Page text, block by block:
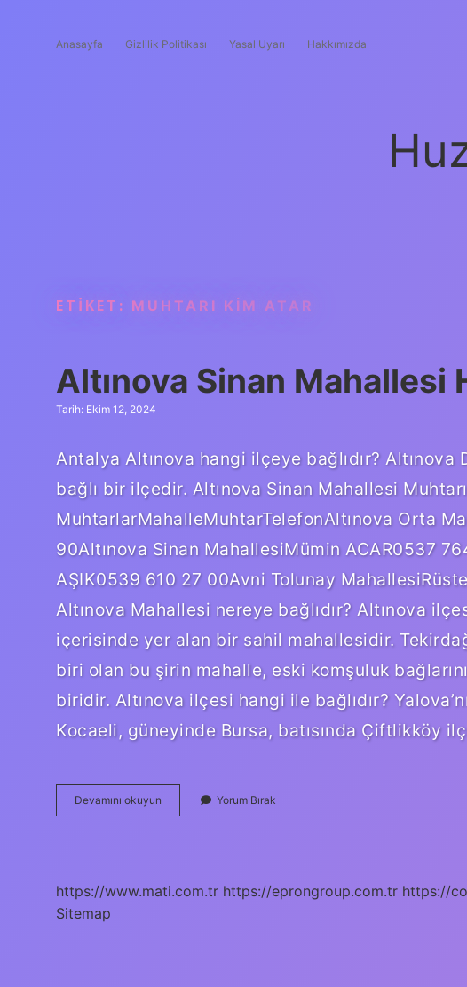
Anasayfa Gizlilik Politikası Yasal Uyarı Hakkımızda
ETIKET: MUHTARI KIM ATAR
Altınova Sinan Mahallesi
Tarih: Ekim 12, 2024
Antalya Altınova hangi ilçeye bağlıdır?
bağlı bir ilçedir. Altınova Sinan Mahallesi
MuhtarlarMahalleMuhtarTelefonAltınova Orta
90Altınova Sinan MahallesiMümin ACAR0537
AŞIK0539 610 27 00Avni Tolunay
Altınova Mahallesi nereye bağlıdır? Altınova
içerisinde yer alan bir sahil mahallesidir.
biri olan bu şirin mahalle, eski komşuluk
biridir. Altınova ilçesi hangi ile bağlıdır?
Kocaeli, güneyinde Bursa, batısında Çiftlikköy
Devamını okuyun Altınova
Sinan
Yorum Bırak
https://www.mati.com.tr https://eprongroup.com.tr https://
Sitemap